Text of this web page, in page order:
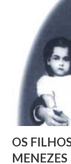
OS
MENEZES